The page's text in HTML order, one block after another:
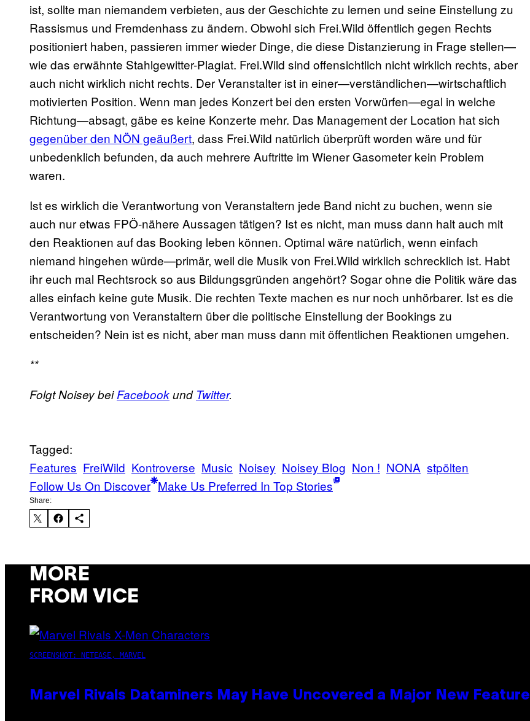
ist, sollte man niemandem verbieten, aus der Geschichte zu lernen und seine Einstellung zu
Rassismus und Fremdenhass zu ändern. Obwohl sich Frei.Wild öffentlich gegen Rechts
positioniert haben, passieren immer wieder Dinge, die diese Distanzierung in Frage stellen—
wie das erwähnte Stahlgewitter-Plagiat. Frei.Wild sind offensichtlich nicht wirklich rechts, aber
auch nicht wirklich nicht rechts. Der Veranstalter ist in einer—verständlichen—wirtschaftlich
motivierten Position. Wenn man jedes Konzert bei den ersten Vorwürfen—egal in welche
Richtung—absagt, gäbe es keine Konzerte mehr. Das Management der Location hat sich
gegenüber den NÖN geäußert, dass Frei.Wild natürlich überprüft worden wäre und für
unbedenklich befunden, da auch mehrere Auftritte im Wiener Gasometer kein Problem
waren.
Ist es wirklich die Verantwortung von Veranstaltern jede Band nicht zu buchen, wenn sie
auch nur etwas FPÖ-nähere Aussagen tätigen? Ist es nicht, man muss dann halt auch mit
den Reaktionen auf das Booking leben können. Optimal wäre natürlich, wenn einfach
niemand hingehen würde—primär, weil die Musik von Frei.Wild wirklich schrecklich ist. Habt
ihr euch mal Rechtsrock so aus Bildungsgründen angehört? Sogar ohne die Politik wäre das
alles einfach keine gute Musik. Die rechten Texte machen es nur noch unhörbarer. Ist es die
Verantwortung von Veranstaltern über die politische Einstellung der Bookings zu
entscheiden? Nein ist es nicht, aber man muss dann mit öffentlichen Reaktionen umgehen.
**
Folgt Noisey beiFacebookund Twitter.
Tagged:
Features FreiWild Kontroverse Music Noisey Noisey Blog Non ! NONA stpölten
Follow Us On Discover Make Us Preferred In Top Stories
Share:
MORE
FROM VICE
SCREENSHOT: NETEASE, MARVEL
Marvel Rivals Dataminers May Have Uncovered a Major New Feature